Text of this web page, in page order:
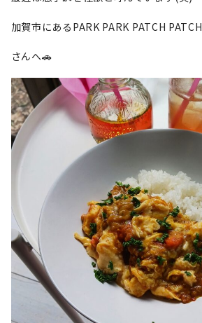
加賀市にあるPARK PARK PATCH PATCH
さんへ🚗